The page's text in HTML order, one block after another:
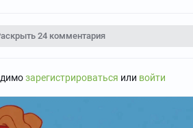
24 комментария
зарегистрироваться или войти